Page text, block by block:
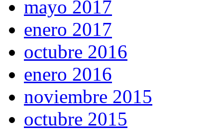
mayo 2017
enero 2017
octubre 2016
enero 2016
noviembre 2015
octubre 2015